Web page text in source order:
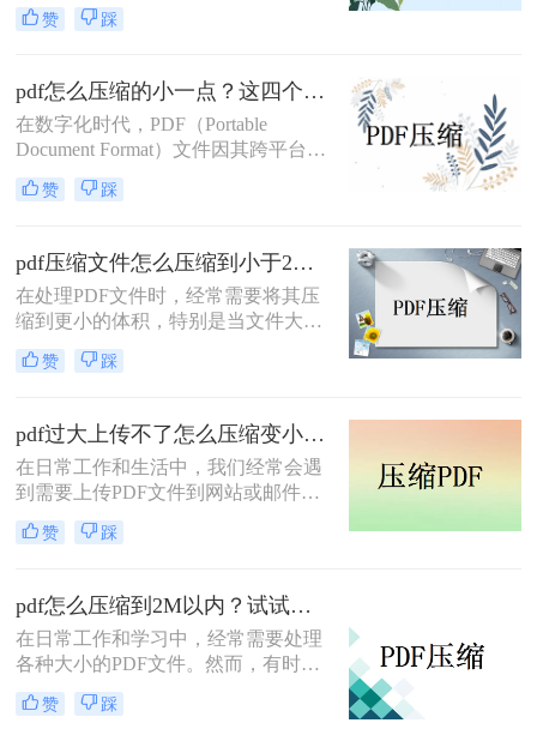
法，帮助您轻松解决文件过大的问
料的体积较大，就有可能发生传输过
我们将PDF压缩，就可以减小文件体
积，加快传输速度，节省很多时间。
那么pdf文件太大如何缩小呢？我有几
个方法可以和大家分享一下，一起来
看看吧。
赞 踩
pdf怎么压缩的小一点？这四个方法让你快速压缩！
在数字化时代，PDF（Portable
Document Format）文件因其跨平台兼
容性、保持文档格式不变等特性而广
泛应用于各种场景，如报告、书籍、
加，PDF文件的大小也会相应增长，
给存储、传输和分享带来不便。因
此，将PDF文件压缩得更小成为了一
个常见的需求。那么pdf怎么压缩的小
一点呢？本文将介绍几种实用的方法
和步骤，帮助您有效地压缩PDF文件
赞 踩
pdf压缩文件怎么压缩到小于2M？可以试试这三个方法!
在处理PDF文件时，经常需要将其压
缩到更小的体积，特别是当文件大小
超过特定限制（如2MB）时，压缩变
得尤为重要。无论是为了电子邮件发
间，掌握几种有效的PDF压缩方法都
是非常有帮助的。那么pdf压缩文件怎
么压缩到小于2M呢？以下是四种实用
的PDF压缩方法，帮助你轻松将文件
压缩到小于2MB。
赞 踩
pdf过大上传不了怎么压缩变小？教你几个压缩方法！
在日常工作和生活中，我们经常会遇
到需要上传PDF文件到网站或邮件附
件中的情况。然而，当PDF文件体积
过大时，可能会遇到上传限制或传输
进行压缩就成为了一个必要的步骤。
那么pdf过大上传不了怎么压缩变小
呢？本文将详细介绍几种实用的方
法，帮助你将过大的PDF文件压缩变
小，以便顺利上传。
赞 踩
pdf怎么压缩到2M以内？试试这些压缩技巧！
在日常工作和学习中，经常需要处理
各种大小的PDF文件。然而，有时由
于文件过大，不仅占用了大量存储空
间，还可能在传输或分享时遇到障
赞 踩